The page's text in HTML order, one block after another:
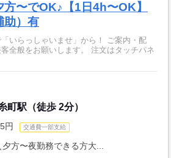
〜でOK♪【1日4h〜OK】
助）有
いらっしゃいませ」から！ ご案内・配
願いします。 注文はタッチパネ
町駅（徒歩 2分）
円 交通費一部支給
方〜夜勤務できる方大...